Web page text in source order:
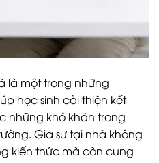
là một trong những
học sinh cải thiện kết
những khó khăn trong
Gia sư tại nhà không
kiến thức mà còn cung